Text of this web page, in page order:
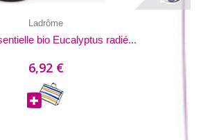
Ladrôme
bio Eucalyptus radié...
6,92 €